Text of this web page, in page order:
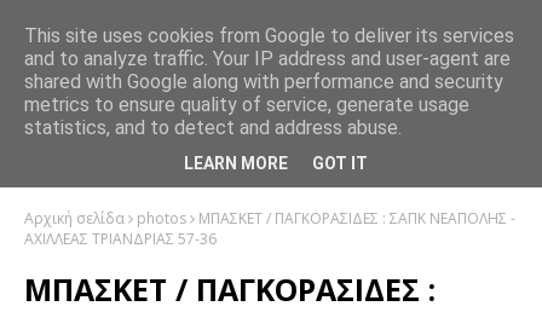
Αρχική σελίδα photos
ΜΠΑΣΚΕΤ / ΠΑΓΚΟΡΑΣΙΔΕΣ : ΣΑΠΚ ΝΕΑΠΟΛΗΣ -
ΑΧΙΛΛΕΑΣ ΤΡΙΑΝΔΡΙΑΣ 57-36
ΜΠΑΣΚΕΤ / ΠΑΓΚΟΡΑΣΙΔΕΣ :
This site uses cookies from Google to deliver its services
and to analyze traffic. Your IP address and user-agent are
shared with Google along with performance and security
metrics to ensure quality of service, generate usage
statistics, and to detect and address abuse.
LEARN MORE GOT IT